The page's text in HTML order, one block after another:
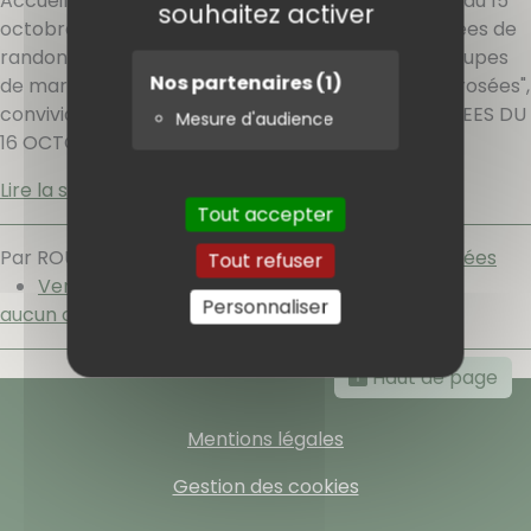
souhaitez activer
Nos partenaires(1)
Mesure d'audience
Tout accepter
Tout refuser
Personnaliser
octobre soir au 18 octobre 2019 matin. Deux journées de
randonnées organisées pour chacun des trois groupes
de marcheurs. SOIRÉES A L’HÔTEL : animées et "arrosées",
convivialité et détente assurées. LES RANDONNEES DU
16 OCTOBRE
Lire la suite
Par ROUBAUD, vendredi 25 octobre 2019
Randonnées
Verdon
aucun commentaire
Haut de page
Mentions légales
Gestion des cookies